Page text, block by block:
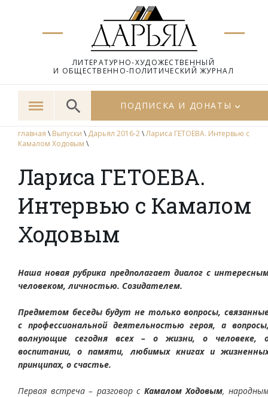
ЛИТЕРАТУРНО-ХУДОЖЕСТВЕННЫЙ
И ОБЩЕСТВЕННО-ПОЛИТИЧЕСКИЙ ЖУРНАЛ
ПОДПИСКА И ДОНАТЫ
главная \ Выпуски \ Дарьял 2016-2\Лариса ГЕТОЕВА. Интервью с
Камалом Ходовым \
Лариса ГЕТОЕВА.
Интервью с Камалом
Ходовым
Наша новая рубрика предполагает диалог с
человеком, личностью. Созидателем.
Предметом беседы будут не только вопросы,
с профессиональной деятельностью героя, а
волнующие сегодня всех – о жизни, о человеке,
воспитании, о памяти, любимых книгах и
принципах, о счастье.
Первая встреча – разговор с Камалом Ходовым,